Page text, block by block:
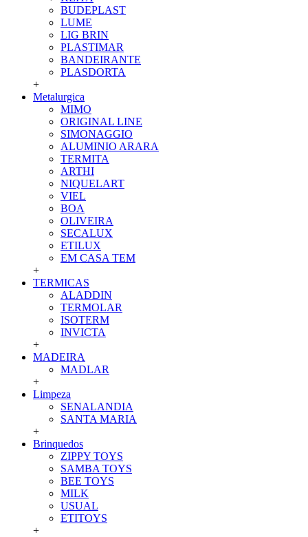
BUDEPLAST
LUME
LIG BRIN
PLASTIMAR
BANDEIRANTE
PLASDORTA
+
Metalurgica
MIMO
ORIGINAL LINE
SIMONAGGIO
ALUMINIO ARARA
TERMITA
ARTHI
NIQUELART
VIEL
BOA
OLIVEIRA
SECALUX
ETILUX
EM CASA TEM
+
TERMICAS
ALADDIN
TERMOLAR
ISOTERM
INVICTA
+
MADEIRA
MADLAR
+
Limpeza
SENALANDIA
SANTA MARIA
+
Brinquedos
ZIPPY TOYS
SAMBA TOYS
BEE TOYS
MILK
USUAL
ETITOYS
+